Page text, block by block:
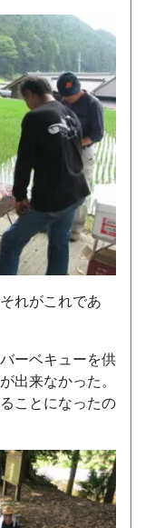
れがこれであ
ーベキューを供
出来なかった。
ことになったの